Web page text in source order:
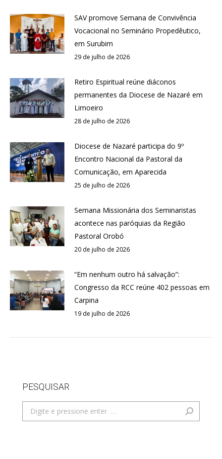
SAV promove Semana de Convivência
Vocacional no Seminário Propedêutico,
em Surubim
29 de julho de 2026
Retiro Espiritual reúne diáconos
permanentes da Diocese de Nazaré em
Limoeiro
28 de julho de 2026
Diocese de Nazaré participa do 9º
Encontro Nacional da Pastoral da
Comunicação, em Aparecida
25 de julho de 2026
Semana Missionária dos Seminaristas
acontece nas paróquias da Região
Pastoral Orobó
20 de julho de 2026
“Em nenhum outro há salvação”:
Congresso da RCC reúne 402 pessoas em
Carpina
19 de julho de 2026
PESQUISAR
Search: